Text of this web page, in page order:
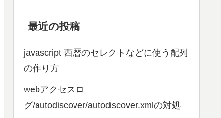
最近の投稿
javascript 西暦のセレクトなどに使う配列
の作り方
webアクセスロ
グ/autodiscover/autodiscover.xmlの対処